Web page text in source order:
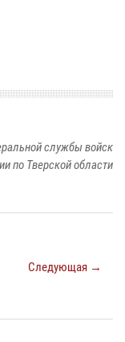
службы войск
по Тверской области
Следующая →